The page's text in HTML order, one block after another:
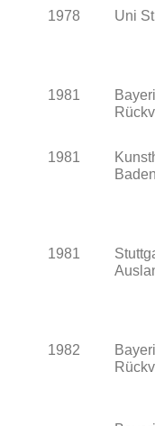
1978 Uni
1981
1981
Baden
1981
1982